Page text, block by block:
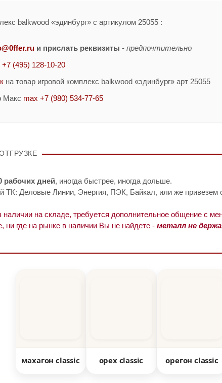
balkwood «эдинбург» с артикулом 25055 :
и прислать реквизиты - предпочтительно
+7 (495) 128-10-20
на товар игровой комплекс balkwood «эдинбург» арт 25055
Макс max +7 (980) 534-77-65
рабочих дней, иногда быстрее, иногда дольше.
ТК: Деловые Линии, Энергия, ПЭК, Байкал, или же привезем
на складе, требуется дополнительное общение с
ни где на рынке в наличии Вы не найдете - металл не
махагон classic орех classic орегон classic